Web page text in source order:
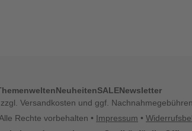
NeuheitenSALENewsletter
Versandkosten und ggf.
Rechte vorbehalten • Impressum •